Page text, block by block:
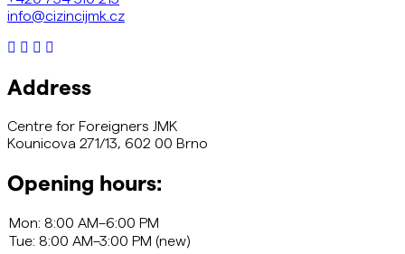
info@cizincijmk.cz
Address
Centre for Foreigners JMK
Kounicova 271/13, 602 00 Brno
Opening hours: